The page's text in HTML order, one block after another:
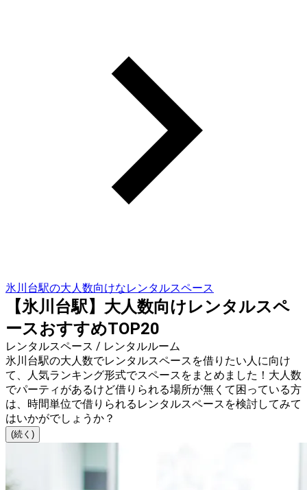
氷川台駅の大人数向けなレンタルスペース
【氷川台駅】大人数向けレンタルスペ
ースおすすめTOP20
レンタルスペース / レンタルルーム
氷川台駅の大人数でレンタルスペースを借りたい人に向け
て、人気ランキング形式でスペースをまとめました！大人数
でパーティがあるけど借りられる場所が無くて困っている方
は、時間単位で借りられるレンタルスペースを検討してみて
はいかがでしょうか？
(続く)